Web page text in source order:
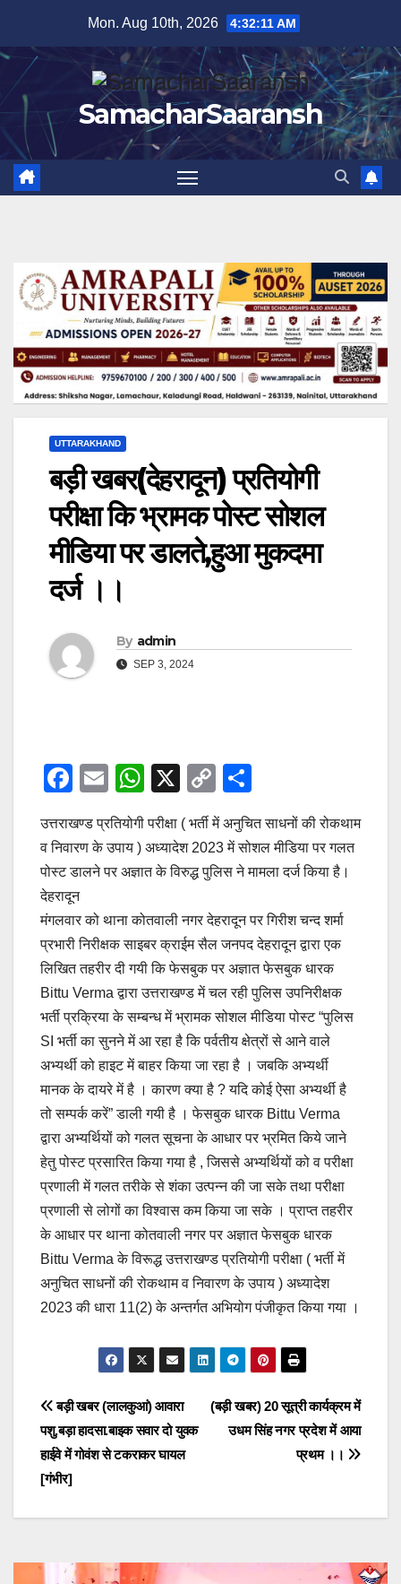
content
Mon. Aug 10th, 2026 4:32:12 AM
SamacharSaaransh
UTTARAKHAND
बड़ी खबर(देहरादून) प्रतियोगी
परीक्षा कि भ्रामक पोस्ट सोशल
मीडिया पर डालते,हुआ मुकदमा
दर्ज ।।
By admin
SEP 3, 2024
F
c
e
b
o
o
k
E
m
ail
W
at
s
p
p
X
C
p
y
n
k
ar
e
उत्तराखण्ड प्रतियोगी परीक्षा ( भर्ती में अनुचित साधनों की रोकथाम
व निवारण के उपाय ) अध्यादेश 2023 में सोशल मीडिया पर गलत
पोस्ट डालने पर अज्ञात के विरुद्ध पुलिस ने मामला दर्ज किया है।
देहरादून
मंगलवार को थाना कोतवाली नगर देहरादून पर गिरीश चन्द शर्मा
प्रभारी निरीक्षक साइबर क्राईम सैल जनपद देहरादून द्वारा एक
लिखित तहरीर दी गयी कि फेसबुक पर अज्ञात फेसबुक धारक
Bittu Verma द्वारा उत्तराखण्ड में चल रही पुलिस उपनिरीक्षक
भर्ती प्रक्रिया के सम्बन्ध में भ्रामक सोशल मीडिया पोस्ट “पुलिस
SI भर्ती का सुनने में आ रहा है कि पर्वतीय क्षेत्रों से आने वाले
अभ्यर्थी को हाइट में बाहर किया जा रहा है । जबकि अभ्यर्थी
मानक के दायरे में है । कारण क्या है ? यदि कोई ऐसा अभ्यर्थी है
तो सम्पर्क करें” डाली गयी है । फेसबुक धारक Bittu Verma
द्वारा अभ्यर्थियों को गलत सूचना के आधार पर भ्रमित किये जाने
हेतु पोस्ट प्रसारित किया गया है , जिससे अभ्यर्थियों को व परीक्षा
प्रणाली में गलत तरीके से शंका उत्पन्न की जा सके तथा परीक्षा
प्रणाली से लोगों का विश्वास कम किया जा सके । प्राप्त तहरीर
के आधार पर थाना कोतवाली नगर पर अज्ञात फेसबुक धारक
Bittu Verma के विरूद्ध उत्तराखण्ड प्रतियोगी परीक्षा ( भर्ती में
अनुचित साधनों की रोकथाम व निवारण के उपाय ) अध्यादेश
2023 की धारा 11(2) के अन्तर्गत अभियोग पंजीकृत किया गया ।
Post
navigation
(बड़ी खबर) 20 सूत्री कार्यक्रम में
उधम सिंह नगर प्रदेश में आया
प्रथम ।।
बड़ी खबर (लालकुआं) आवारा
पशु.बड़ा हादसा.बाइक सवार दो युवक
हाईवे में गोवंश से टकराकर घायल
[गंभीर]